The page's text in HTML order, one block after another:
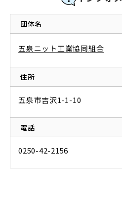
団体名
五泉ニット工業協同組合
住所
五泉市吉沢1-1-10
電話
0250-42-2156